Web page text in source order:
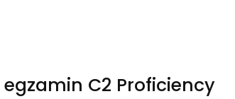
C2 Proficiency